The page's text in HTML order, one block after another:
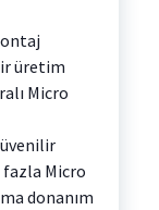
üretim
Micro
Micro
donanım